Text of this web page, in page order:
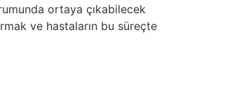
ortaya çıkabilecek
ve hastaların bu süreçte